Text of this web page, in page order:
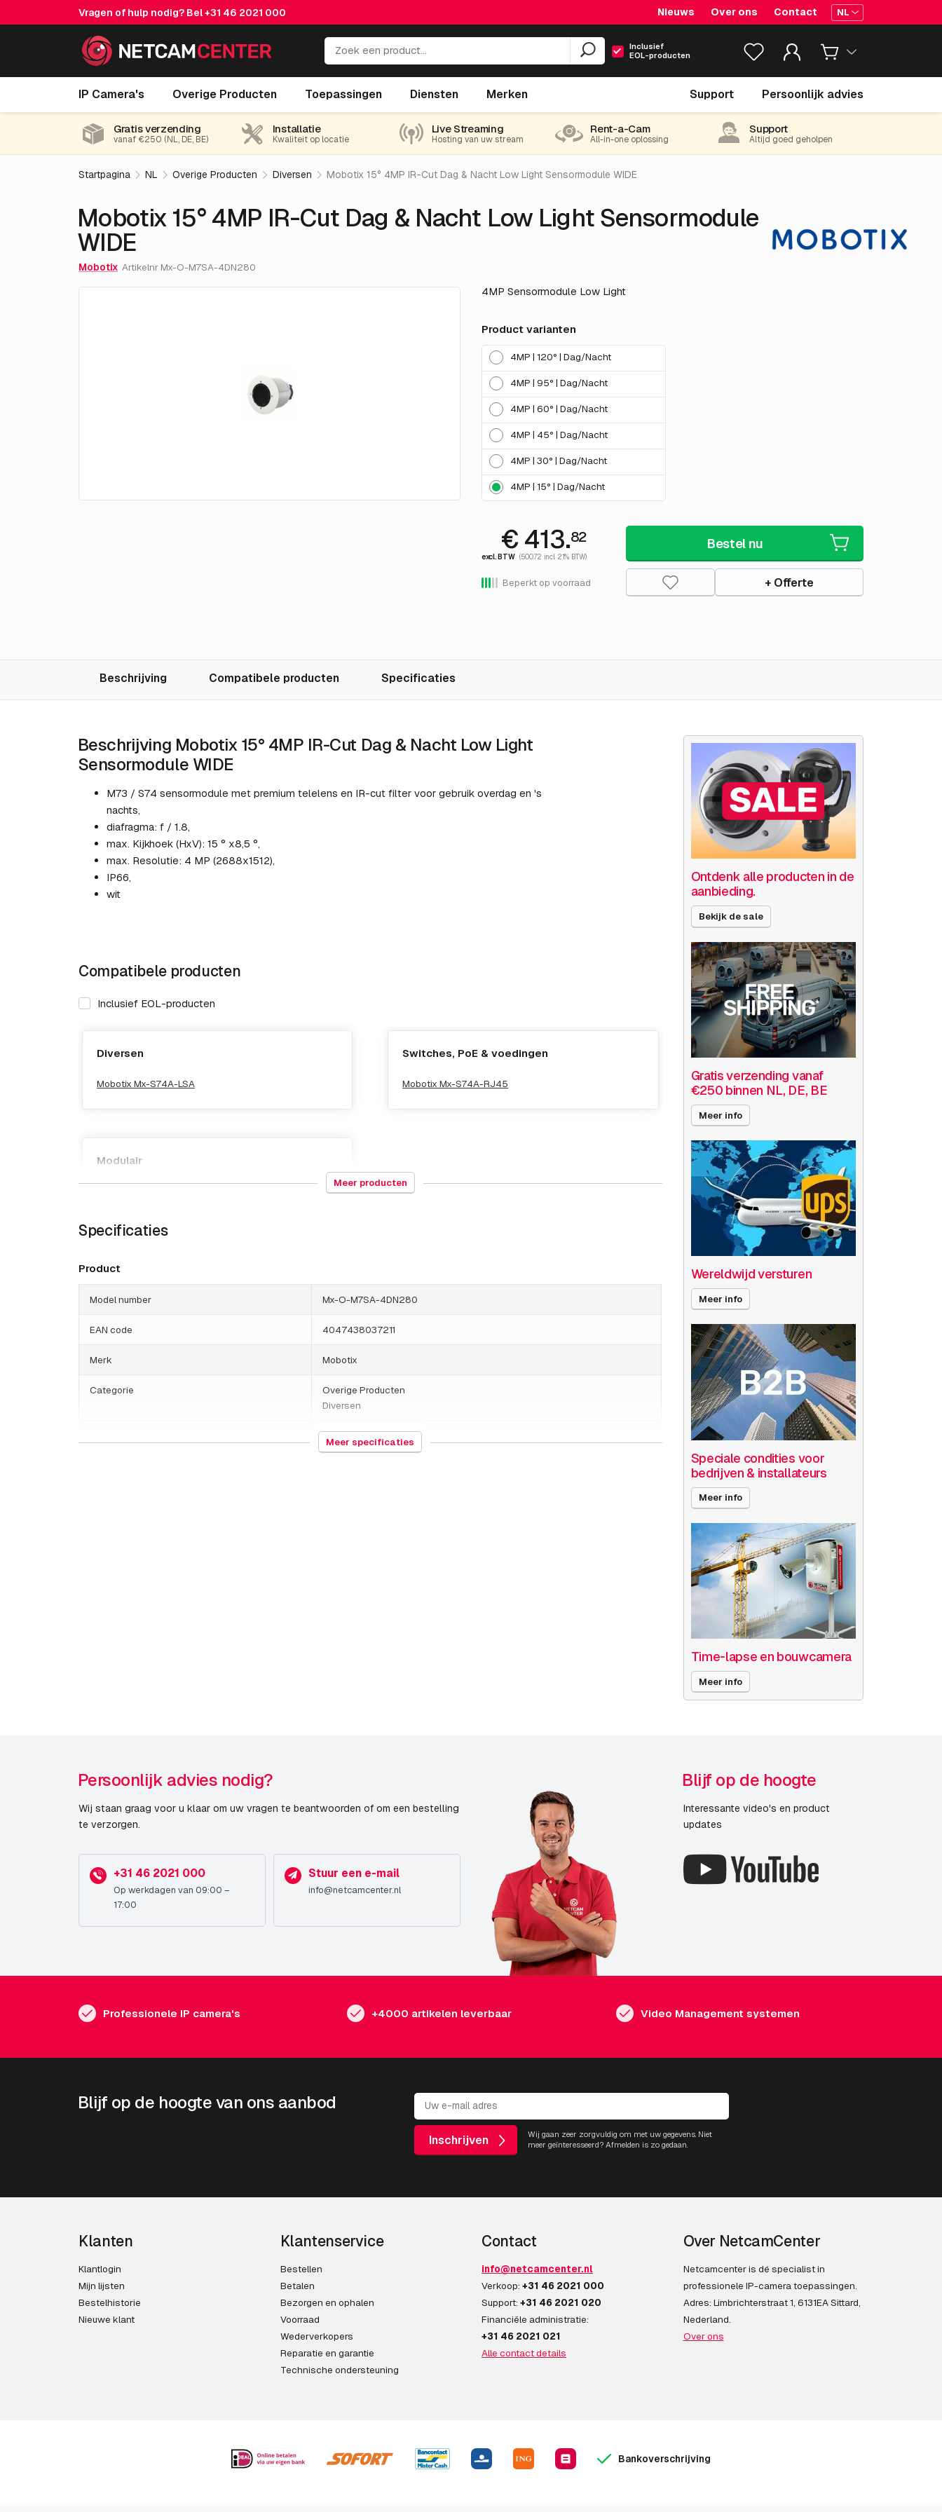
Vragen of hulp nodig? Bel+31 46 2021 000 Nieuws Over ons Contact NL
Inclusief
EOL-producten
IP Camera's Overige Producten Toepassingen Diensten Merken Support Persoonlijk advies
Mobotix 15° 4MP IR-Cut Dag & Nacht Low Light Sensormodule WIDE € 413.82
Gratis verzending
vanaf €250 (NL, DE, BE)
Installatie
Kwaliteit op locatie
Live Streaming
Hosting van uw stream
Rent-a-Cam
All-in-one oplossing
Support
Altijd goed geholpen
Startpagina NL Overige Producten Diversen Mobotix 15° 4MP IR-Cut Dag & Nacht Low Light Sensormodule WIDE
Mobotix 15° 4MP IR-Cut Dag & Nacht Low Light Sensormodule
WIDE
Mobotix Artikelnr Mx-O-M7SA-4DN280
4MP Sensormodule Low Light
Product varianten
4MP | 120° | Dag/Nacht
4MP | 95° | Dag/Nacht
4MP | 60° | Dag/Nacht
4MP | 45° | Dag/Nacht
4MP | 30° | Dag/Nacht
4MP | 15° | Dag/Nacht
€ 413.82
excl. BTW (500.72 incl. 21% BTW)
Beperkt op voorraad
Bestel nu
+ Offerte
Beschrijving Compatibele producten Specificaties
Beschrijving Mobotix 15° 4MP IR-Cut Dag & Nacht Low Light
Sensormodule WIDE
M73 / S74 sensormodule met premium telelens en IR-cut filter voor gebruik overdag en 's
nachts,
diafragma: f / 1.8,
max. Kijkhoek (HxV): 15 ° x8,5 °,
max. Resolutie: 4 MP (2688x1512),
IP66,
wit
Compatibele producten
Inclusief EOL-producten
Diversen
Mobotix Mx-S74A-LSA
Modulair
Switches, PoE & voedingen
Mobotix Mx-S74A-RJ45
Meer producten
Specificaties
Product
Model number Mx-O-M7SA-4DN280
EAN code 4047438037211
Merk Mobotix
Categorie
Overige Producten
Diversen
852990
Meer specificaties
Ontdenk alle producten in de
aanbieding.
Bekijk de sale
Gratis verzending vanaf
€250 binnen NL, DE, BE
Meer info
Wereldwijd versturen
Meer info
Speciale condities voor
bedrijven & installateurs
Meer info
Time-lapse en bouwcamera
Meer info
Persoonlijk advies nodig?
Wij staan graag voor u klaar om uw vragen te beantwoorden of om een bestelling
te verzorgen.
+31 46 2021 000
Op werkdagen van 09:00 –
17:00
Stuur een e-mail
info@netcamcenter.nl
Blijf op de hoogte
Interessante video's en product
updates
Professionele IP camera's +4000 artikelen leverbaar Video Management systemen
Blijf op de hoogte van ons aanbod
Inschrijven
Wij gaan zeer zorgvuldig om met uw gegevens. Niet
meer geïnteresseerd? Afmelden is zo gedaan.
Klanten
Klantlogin
Mijn lijsten
Bestelhistorie
Nieuwe klant
Klantenservice
Bestellen
Betalen
Bezorgen en ophalen
Voorraad
Wederverkopers
Reparatie en garantie
Technische ondersteuning
Contact
info@netcamcenter.nl
Verkoop: +31 46 2021 000
Support: +31 46 2021 020
Financiële administratie:
+31 46 2021 021
Alle contact details
Over NetcamCenter
Netcamcenter is dé specialist in
professionele IP-camera toepassingen.
Adres: Limbrichterstraat 1, 6131EA Sittard,
Nederland.
Over ons
Bankoverschrijving